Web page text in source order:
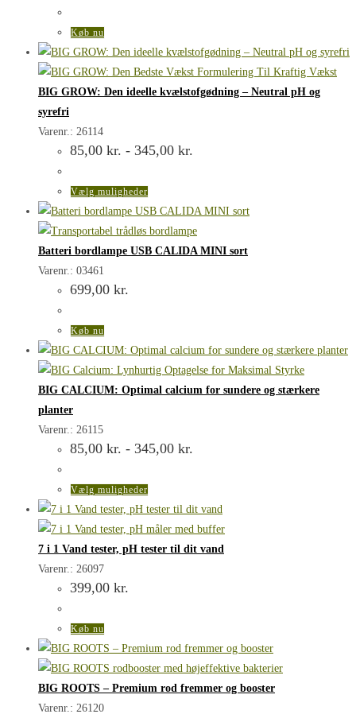
Køb nu
BIG GROW: Den ideelle kvælstofgødning – Neutral pH og
syrefri
Varenr.: 26114
85,00 kr. - 345,00 kr.
Vælg muligheder
vare
har
flere
på
varesiden
Batteri bordlampe USB CALIDA MINI sort
Varenr.: 03461
699,00 kr.
Køb nu
BIG CALCIUM: Optimal calcium for sundere og stærkere
planter
Varenr.: 26115
85,00 kr. - 345,00 kr.
Vælg muligheder
vare
har
flere
på
varesiden
7 i 1 Vand tester, pH tester til dit vand
Varenr.: 26097
399,00 kr.
Køb nu
BIG ROOTS – Premium rod fremmer og booster
Varenr.: 26120